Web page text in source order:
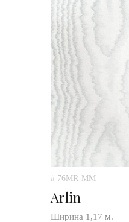
# 76MR-MM
Arlin
Ширина 1,17 м.